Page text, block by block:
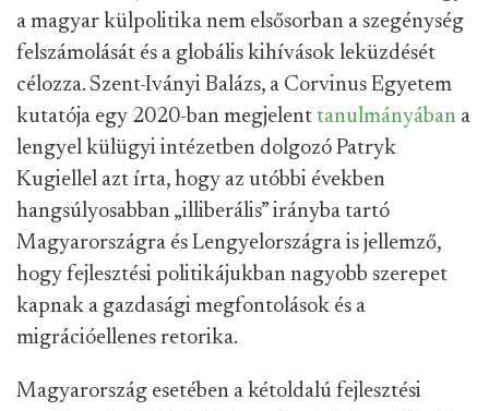
a magyar külpolitika nem elsősorban a szegénység
felszámolását és a globális kihívások leküzdését
célozza. Szent-Iványi Balázs, a Corvinus Egyetem
kutatója egy 2020-ban megjelent tanulmányában a
lengyel külügyi intézetben dolgozó Patryk
Kugiellel azt írta, hogy az utóbbi években
hangsúlyosabban „illiberális” irányba tartó
Magyarországra és Lengyelországra is jellemző,
hogy fejlesztési politikájukban nagyobb szerepet
kapnak a gazdasági megfontolások és a
migrációellenes retorika.
Magyarország esetében a kétoldalú fejlesztési